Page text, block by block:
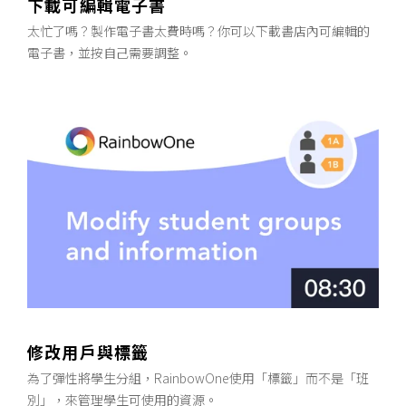
太忙了嗎？製作電子書太費時嗎？你可以下載書店內可編輯的
電子書，並按自己需要調整。
修改用戶與標籤
為了彈性將學生分組，RainbowOne使用「標籤」而不是「班
別」，來管理學生可使用的資源。